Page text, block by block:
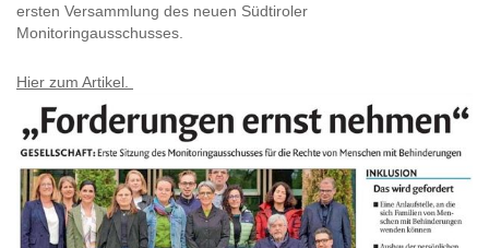
ersten Versammlung des neuen Südtiroler
Monitoringausschusses.
Hier zum Artikel.